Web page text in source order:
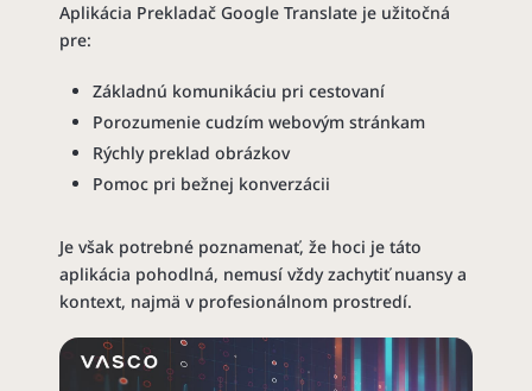
Aplikácia Prekladač Google Translate je užitočná
pre:
Základnú komunikáciu pri cestovaní
Porozumenie cudzím webovým stránkam
Rýchly preklad obrázkov
Pomoc pri bežnej konverzácii
Je však potrebné poznamenať, že hoci je táto
aplikácia pohodlná, nemusí vždy zachytiť nuansy a
kontext, najmä v profesionálnom prostredí.